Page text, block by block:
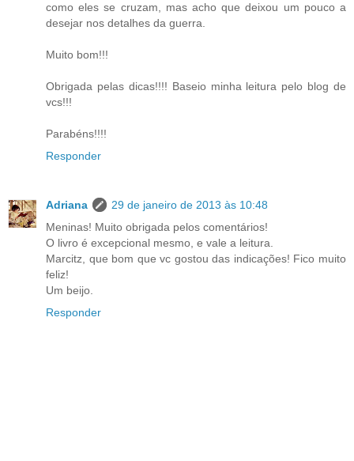
como eles se cruzam, mas acho que deixou um pouco a
desejar nos detalhes da guerra.
Muito bom!!!
Obrigada pelas dicas!!!! Baseio minha leitura pelo blog de
vcs!!!
Parabéns!!!!
Responder
Adriana
29 de janeiro de 2013 às 10:48
Meninas! Muito obrigada pelos comentários!
O livro é excepcional mesmo, e vale a leitura.
Marcitz, que bom que vc gostou das indicações! Fico muito
feliz!
Um beijo.
Responder